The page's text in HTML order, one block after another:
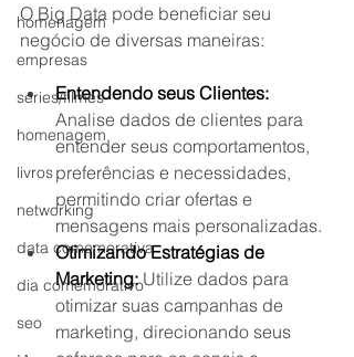
homenagem
empresas
séries/filmes
homenagem
livros
networking
data comemorativa
dia comemorativo
seo
O Big Data pode beneficiar seu
negócio de diversas maneiras:
Entendendo seus Clientes:
Analise dados de clientes para
entender seus comportamentos,
preferências e necessidades,
permitindo criar ofertas e
mensagens mais personalizadas.
Otimizando Estratégias de
Marketing: Utilize dados para
otimizar suas campanhas de
marketing, direcionando seus